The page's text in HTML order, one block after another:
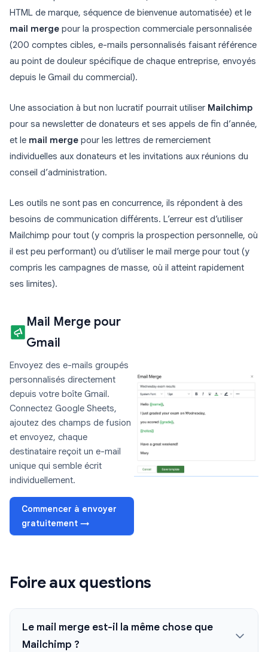
HTML de marque, séquence de bienvenue automatisée) et le
mail merge pour la prospection commerciale personnalisée
(200 comptes cibles, e-mails personnalisés faisant référence
au point de douleur spécifique de chaque entreprise, envoyés
depuis le Gmail du commercial).
Une association à but non lucratif pourrait utiliser Mailchimp
pour sa newsletter de donateurs et ses appels de fin d’année,
et le mail merge pour les lettres de remerciement
individuelles aux donateurs et les invitations aux réunions du
conseil d’administration.
Les outils ne sont pas en concurrence, ils répondent à des
besoins de communication différents. L’erreur est d’utiliser
Mailchimp pour tout (y compris la prospection personnelle, où
il est peu performant) ou d’utiliser le mail merge pour tout (y
compris les campagnes de masse, où il atteint rapidement
ses limites).
Mail Merge pour
Gmail
Envoyez des e-mails groupés
personnalisés directement
depuis votre boîte Gmail.
Connectez Google Sheets,
ajoutez des champs de fusion
et envoyez, chaque
destinataire reçoit un e-mail
unique qui semble écrit
individuellement.
Commencer à envoyer
gratuitement →
Foire aux questions
Le mail merge est-il la même chose que
Mailchimp ?